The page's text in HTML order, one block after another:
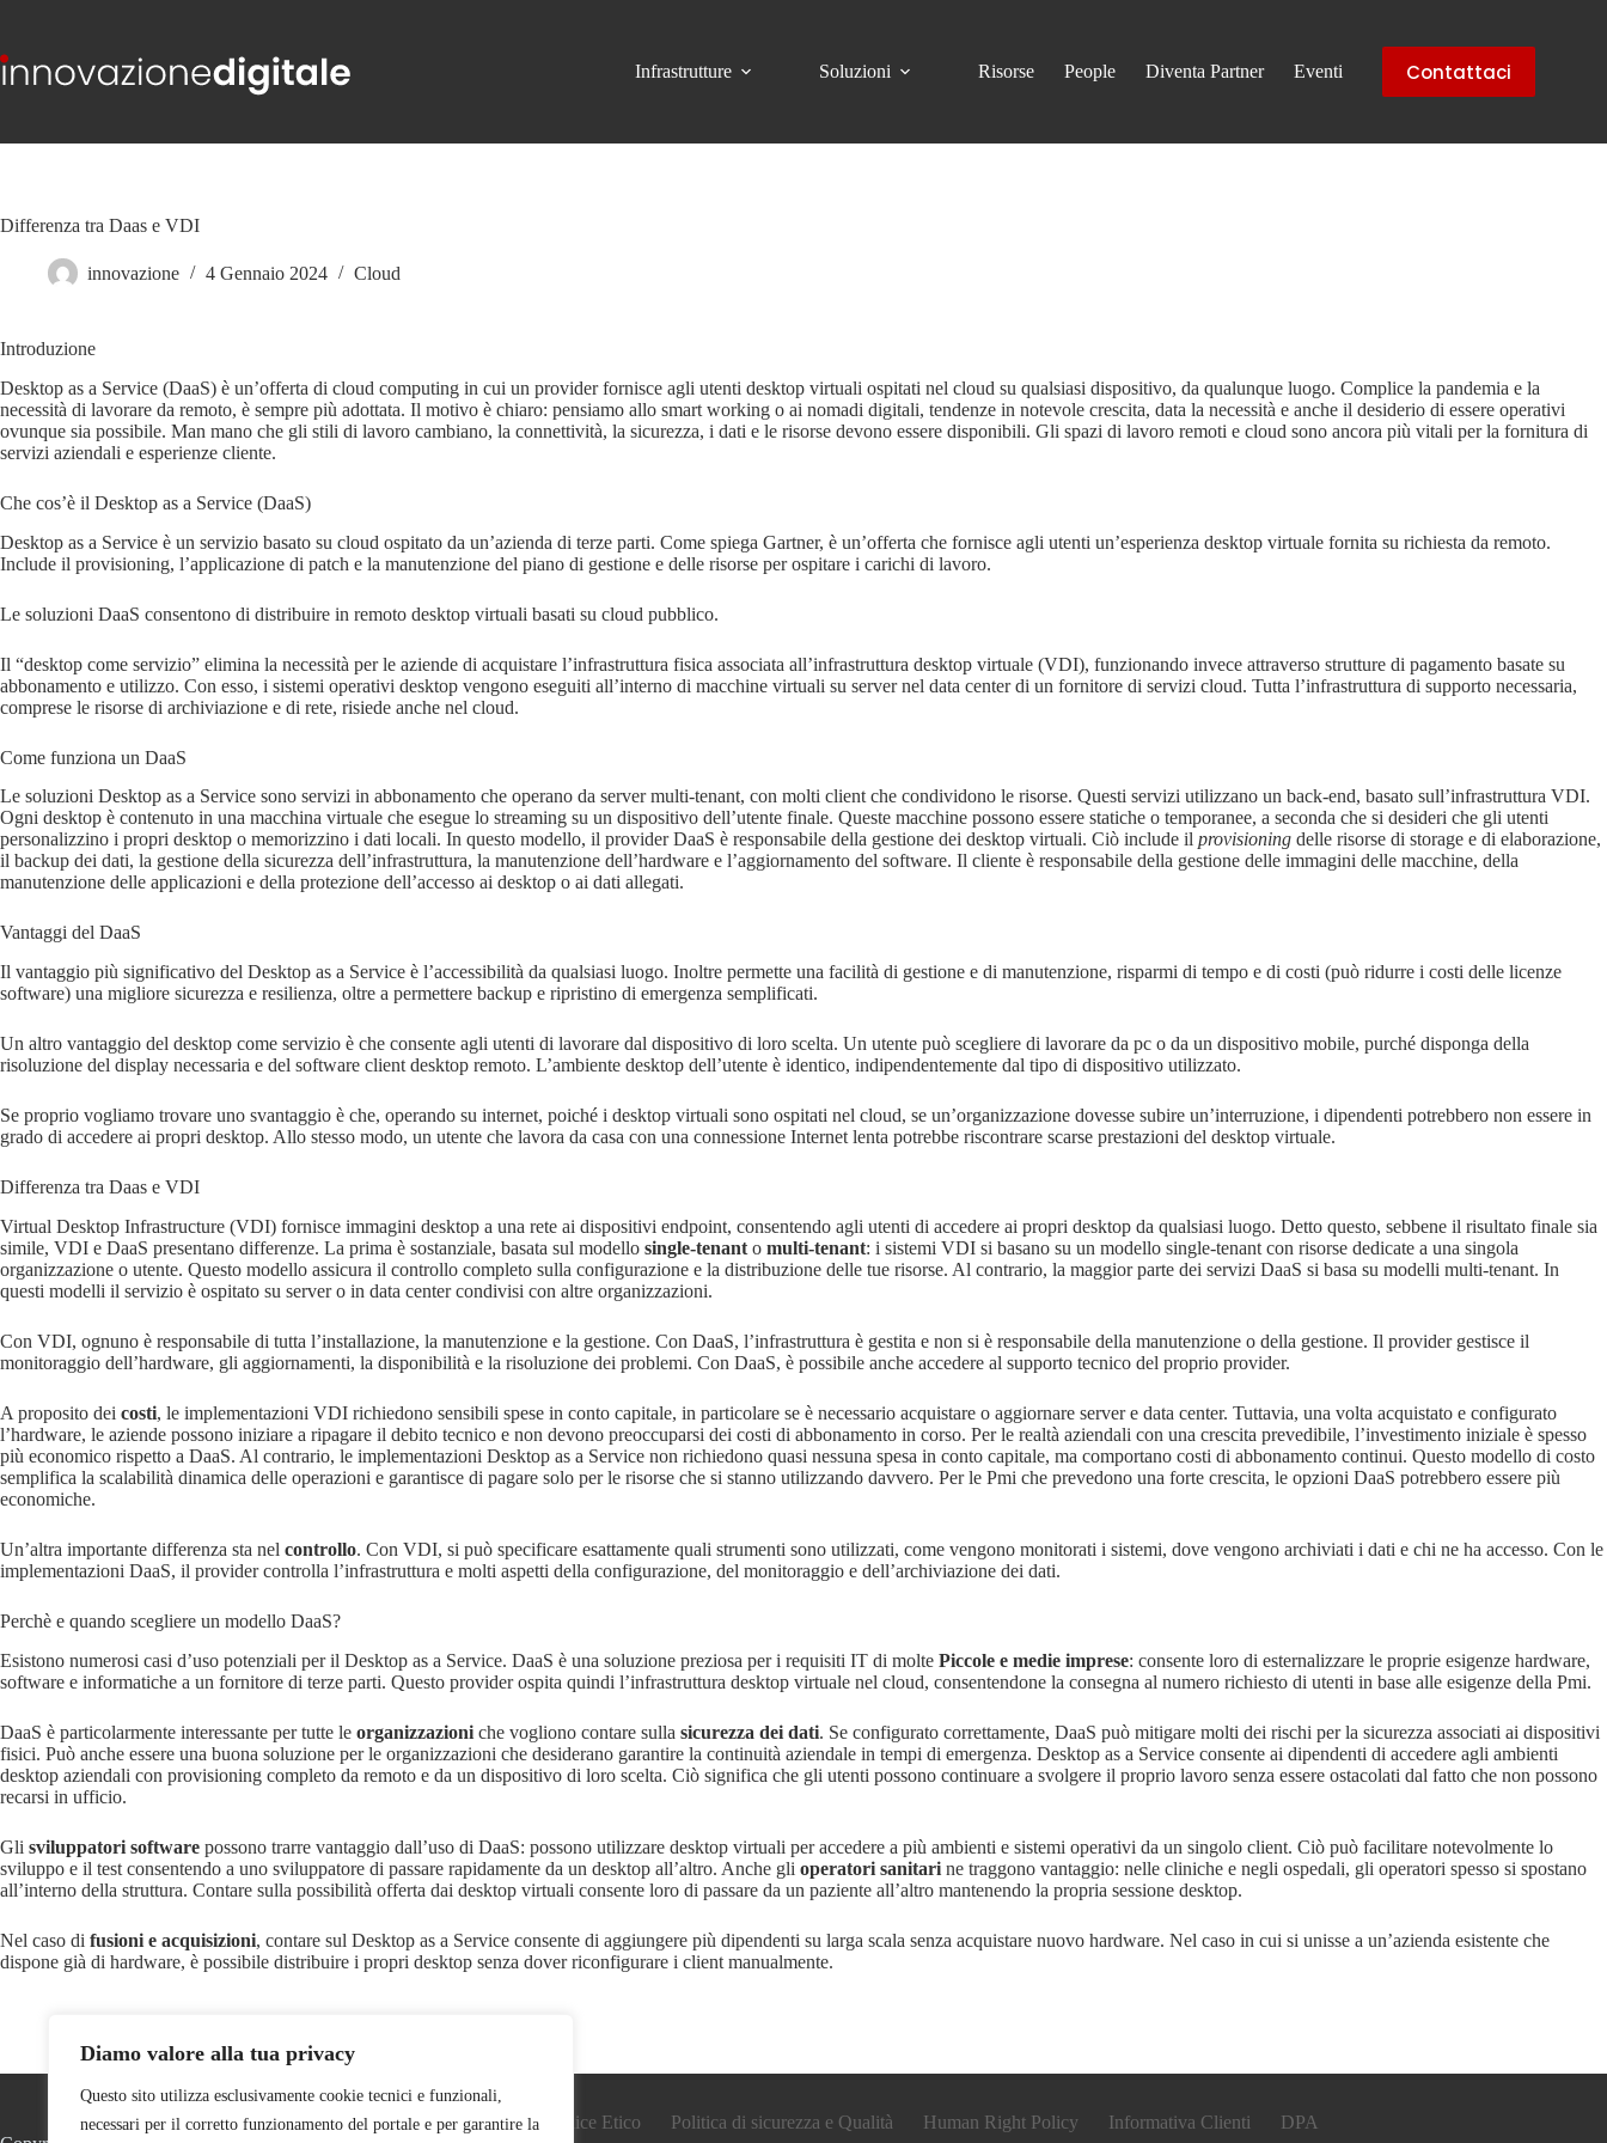
Diamo valore alla tua privacy
Questo sito utilizza esclusivamente cookie tecnici e funzionali,
necessari per il corretto funzionamento del portale e per garantire la
contenuto
Infrastrutture
Soluzioni Risorse People Diventa Partner Eventi Contattaci
Differenza tra Daas e VDI
innovazione 4 Gennaio 2024 Cloud
Introduzione
Desktop as a Service (DaaS) è un’offerta di cloud computing in cui un provider fornisce agli utenti desktop virtuali ospitati nel cloud su qualsiasi dispositivo, da qualunque luogo. Complice la pandemia e la
necessità di lavorare da remoto, è sempre più adottata. Il motivo è chiaro: pensiamo allo smart working o ai nomadi digitali, tendenze in notevole crescita, data la necessità e anche il desiderio di essere operativi
ovunque sia possibile. Man mano che gli stili di lavoro cambiano, la connettività, la sicurezza, i dati e le risorse devono essere disponibili. Gli spazi di lavoro remoti e cloud sono ancora più vitali per la fornitura di
servizi aziendali e esperienze cliente.
Che cos’è il Desktop as a Service (DaaS)
Desktop as a Service è un servizio basato su cloud ospitato da un’azienda di terze parti. Come spiega Gartner, è un’offerta che fornisce agli utenti un’esperienza desktop virtuale fornita su richiesta da remoto.
Include il provisioning, l’applicazione di patch e la manutenzione del piano di gestione e delle risorse per ospitare i carichi di lavoro.
Le soluzioni DaaS consentono di distribuire in remoto desktop virtuali basati su cloud pubblico.
Il “desktop come servizio” elimina la necessità per le aziende di acquistare l’infrastruttura fisica associata all’infrastruttura desktop virtuale (VDI), funzionando invece attraverso strutture di pagamento basate su
abbonamento e utilizzo. Con esso, i sistemi operativi desktop vengono eseguiti all’interno di macchine virtuali su server nel data center di un fornitore di servizi cloud. Tutta l’infrastruttura di supporto necessaria,
comprese le risorse di archiviazione e di rete, risiede anche nel cloud.
Come funziona un DaaS
Le soluzioni Desktop as a Service sono servizi in abbonamento che operano da server multi-tenant, con molti client che condividono le risorse. Questi servizi utilizzano un back-end, basato sull’infrastruttura VDI.
Ogni desktop è contenuto in una macchina virtuale che esegue lo streaming su un dispositivo dell’utente finale. Queste macchine possono essere statiche o temporanee, a seconda che si desideri che gli utenti
personalizzino i propri desktop o memorizzino i dati locali. In questo modello, il provider DaaS è responsabile della gestione dei desktop virtuali. Ciò include il provisioning delle risorse di storage e di elaborazione,
il backup dei dati, la gestione della sicurezza dell’infrastruttura, la manutenzione dell’hardware e l’aggiornamento del software. Il cliente è responsabile della gestione delle immagini delle macchine, della
manutenzione delle applicazioni e della protezione dell’accesso ai desktop o ai dati allegati.
Vantaggi del DaaS
Il vantaggio più significativo del Desktop as a Service è l’accessibilità da qualsiasi luogo. Inoltre permette una facilità di gestione e di manutenzione, risparmi di tempo e di costi (può ridurre i costi delle licenze
software) una migliore sicurezza e resilienza, oltre a permettere backup e ripristino di emergenza semplificati.
Un altro vantaggio del desktop come servizio è che consente agli utenti di lavorare dal dispositivo di loro scelta. Un utente può scegliere di lavorare da pc o da un dispositivo mobile, purché disponga della
risoluzione del display necessaria e del software client desktop remoto. L’ambiente desktop dell’utente è identico, indipendentemente dal tipo di dispositivo utilizzato.
Se proprio vogliamo trovare uno svantaggio è che, operando su internet, poiché i desktop virtuali sono ospitati nel cloud, se un’organizzazione dovesse subire un’interruzione, i dipendenti potrebbero non essere in
grado di accedere ai propri desktop. Allo stesso modo, un utente che lavora da casa con una connessione Internet lenta potrebbe riscontrare scarse prestazioni del desktop virtuale.
Differenza tra Daas e VDI
Virtual Desktop Infrastructure (VDI) fornisce immagini desktop a una rete ai dispositivi endpoint, consentendo agli utenti di accedere ai propri desktop da qualsiasi luogo. Detto questo, sebbene il risultato finale sia
simile, VDI e DaaS presentano differenze. La prima è sostanziale, basata sul modello single-tenant o multi-tenant: i sistemi VDI si basano su un modello single-tenant con risorse dedicate a una singola
organizzazione o utente. Questo modello assicura il controllo completo sulla configurazione e la distribuzione delle tue risorse. Al contrario, la maggior parte dei servizi DaaS si basa su modelli multi-tenant. In
questi modelli il servizio è ospitato su server o in data center condivisi con altre organizzazioni.
Con VDI, ognuno è responsabile di tutta l’installazione, la manutenzione e la gestione. Con DaaS, l’infrastruttura è gestita e non si è responsabile della manutenzione o della gestione. Il provider gestisce il
monitoraggio dell’hardware, gli aggiornamenti, la disponibilità e la risoluzione dei problemi. Con DaaS, è possibile anche accedere al supporto tecnico del proprio provider.
A proposito dei costi, le implementazioni VDI richiedono sensibili spese in conto capitale, in particolare se è necessario acquistare o aggiornare server e data center. Tuttavia, una volta acquistato e configurato
l’hardware, le aziende possono iniziare a ripagare il debito tecnico e non devono preoccuparsi dei costi di abbonamento in corso. Per le realtà aziendali con una crescita prevedibile, l’investimento iniziale è spesso
più economico rispetto a DaaS. Al contrario, le implementazioni Desktop as a Service non richiedono quasi nessuna spesa in conto capitale, ma comportano costi di abbonamento continui. Questo modello di costo
semplifica la scalabilità dinamica delle operazioni e garantisce di pagare solo per le risorse che si stanno utilizzando davvero. Per le Pmi che prevedono una forte crescita, le opzioni DaaS potrebbero essere più
economiche.
Un’altra importante differenza sta nel controllo. Con VDI, si può specificare esattamente quali strumenti sono utilizzati, come vengono monitorati i sistemi, dove vengono archiviati i dati e chi ne ha accesso. Con le
implementazioni DaaS, il provider controlla l’infrastruttura e molti aspetti della configurazione, del monitoraggio e dell’archiviazione dei dati.
Perchè e quando scegliere un modello DaaS?
Esistono numerosi casi d’uso potenziali per il Desktop as a Service. DaaS è una soluzione preziosa per i requisiti IT di molte Piccole e medie imprese: consente loro di esternalizzare le proprie esigenze hardware,
software e informatiche a un fornitore di terze parti. Questo provider ospita quindi l’infrastruttura desktop virtuale nel cloud, consentendone la consegna al numero richiesto di utenti in base alle esigenze della Pmi.
DaaS è particolarmente interessante per tutte le organizzazioni che vogliono contare sulla sicurezza dei dati. Se configurato correttamente, DaaS può mitigare molti dei rischi per la sicurezza associati ai dispositivi
fisici. Può anche essere una buona soluzione per le organizzazioni che desiderano garantire la continuità aziendale in tempi di emergenza. Desktop as a Service consente ai dipendenti di accedere agli ambienti
desktop aziendali con provisioning completo da remoto e da un dispositivo di loro scelta. Ciò significa che gli utenti possono continuare a svolgere il proprio lavoro senza essere ostacolati dal fatto che non possono
recarsi in ufficio.
Gli sviluppatori software possono trarre vantaggio dall’uso di DaaS: possono utilizzare desktop virtuali per accedere a più ambienti e sistemi operativi da un singolo client. Ciò può facilitare notevolmente lo
sviluppo e il test consentendo a uno sviluppatore di passare rapidamente da un desktop all’altro. Anche gli operatori sanitari ne traggono vantaggio: nelle cliniche e negli ospedali, gli operatori spesso si spostano
all’interno della struttura. Contare sulla possibilità offerta dai desktop virtuali consente loro di passare da un paziente all’altro mantenendo la propria sessione desktop.
Nel caso di fusioni e acquisizioni, contare sul Desktop as a Service consente di aggiungere più dipendenti su larga scala senza acquistare nuovo hardware. Nel caso in cui si unisse a un’azienda esistente che
dispone già di hardware, è possibile distribuire i propri desktop senza dover riconfigurare i client manualmente.
Cookie Policy Privacy Le nostre Sedi Certificazioni Codice Etico Politica di sicurezza e Qualità Human Right Policy Informativa Clienti
DPA